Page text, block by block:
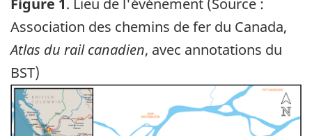
Association des chemins de fer du Canada,
Atlas du rail canadien, avec annotations du
BST)
Image